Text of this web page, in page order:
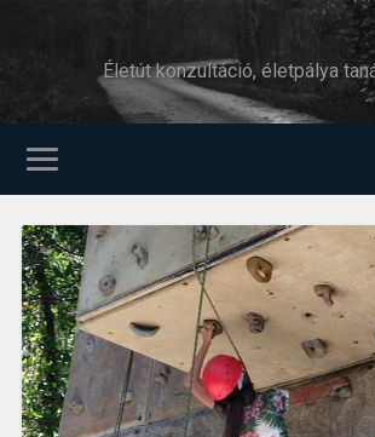
Életút konzultáció, életpálya